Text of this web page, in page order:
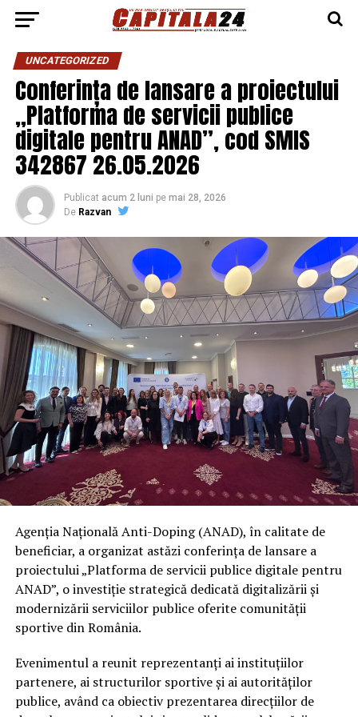
UNCATEGORIZED
Conferința de lansare a proiectului
„Platforma de servicii publice
digitale pentru ANAD”, cod SMIS
342867 26.05.2026
Publicat acum 2 luni pe mai 28, 2026
De Razvan
Agenția Națională Anti-Doping (ANAD), în calitate de
beneficiar, a organizat astăzi conferința de lansare a
proiectului „Platforma de servicii publice digitale pentru
ANAD”, o investiție strategică dedicată digitalizării și
modernizării serviciilor publice oferite comunității
sportive din România.
Evenimentul a reunit reprezentanți ai instituțiilor
partenere, ai structurilor sportive și ai autorităților
publice, având ca obiectiv prezentarea direcțiilor de